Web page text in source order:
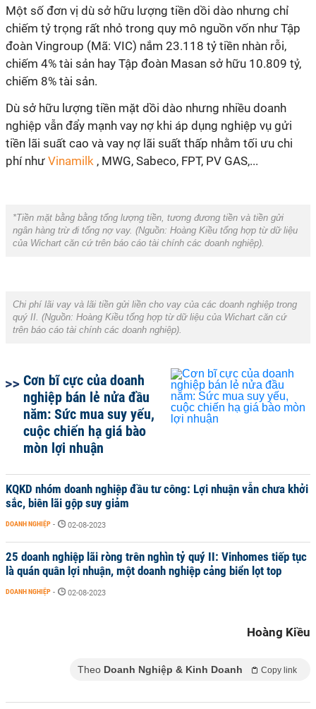
Một số đơn vị dù sở hữu lượng tiền dồi dào nhưng chỉ
chiếm tỷ trọng rất nhỏ trong quy mô nguồn vốn như Tập
đoàn Vingroup (Mã: VIC) nắm 23.118 tỷ tiền nhàn rỗi,
chiếm 4% tài sản hay Tập đoàn Masan sở hữu 10.809 tỷ,
chiếm 8% tài sản.
Dù sở hữu lượng tiền mặt dồi dào nhưng nhiều doanh
nghiệp vẫn đẩy mạnh vay nợ khi áp dụng nghiệp vụ gửi
tiền lãi suất cao và vay nợ lãi suất thấp nhằm tối ưu chi
phí như Vinamilk , MWG, Sabeco, FPT, PV GAS,...
*Tiền mặt bằng bằng tổng lượng tiền, tương đương tiền và tiền gửi
ngân hàng trừ đi tổng nợ vay. (Nguồn: Hoàng Kiều tổng hợp từ dữ liệu
của Wichart căn cứ trên báo cáo tài chính các doanh nghiệp).
Chi phí lãi vay và lãi tiền gửi liền cho vay của các doanh nghiệp trong
quý II. (Nguồn: Hoàng Kiều tổng hợp từ dữ liệu của Wichart căn cứ
trên báo cáo tài chính các doanh nghiệp).
Cơn bĩ cực của doanh
nghiệp bán lẻ nửa đầu
năm: Sức mua suy yếu,
cuộc chiến hạ giá bào
mòn lợi nhuận
KQKD nhóm doanh nghiệp đầu tư công: Lợi nhuận vẫn chưa khởi
sắc, biên lãi gộp suy giảm
DOANH NGHIỆP - 02-08-2023
25 doanh nghiệp lãi ròng trên nghìn tỷ quý II: Vinhomes tiếp tục
là quán quân lợi nhuận, một doanh nghiệp cảng biển lọt top
DOANH NGHIỆP - 02-08-2023
Hoàng Kiều
Theo Doanh Nghiệp & Kinh Doanh Copy link